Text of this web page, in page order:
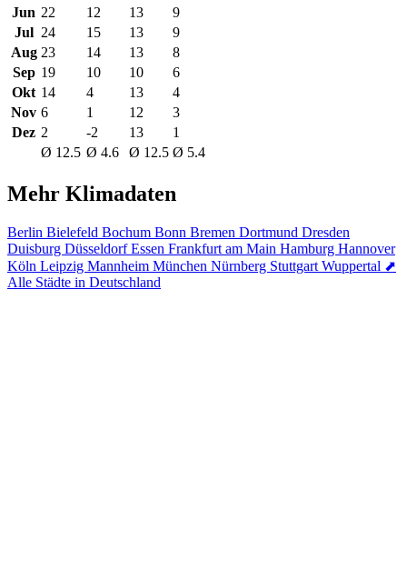
Jun 22 12 13
9
Jul 24 15 13
9
Aug 23 14 13
8
Sep 19 10 10
6
Okt 14 4 13
4
Nov 6 1 12
3
Dez 2 -2 13
1
Ø 12.5 Ø 4.6 Ø 12.5 Ø 5.4
Mehr Klimadaten
Berlin Bielefeld Bochum Bonn Bremen Dortmund Dresden
Duisburg DüsseldorfEssen Frankfurt am Main Hamburg Hannover
Köln Leipzig Mannheim München Nürnberg Stuttgart Wuppertal ⬈
Alle Städte in Deutschland